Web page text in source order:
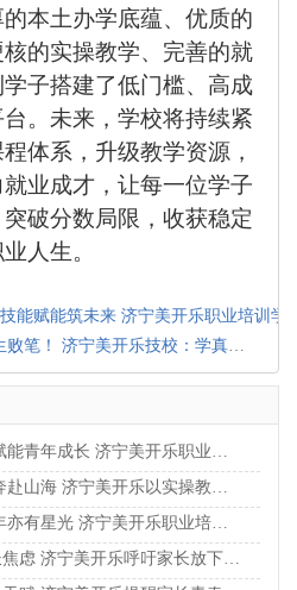
本土办学底蕴、优质的
的实操教学、完善的就
子搭建了低门槛、高成
。未来，学校将持续紧
体系，升级教学资源，
业成才，让每一位学子
破分数局限，收获稳定
人生。
能赋能筑未来 济宁美开乐职业培训学
宁美开乐技校：学真手艺，走出别样成才路
潜心精技笃行致远 全力赋能青年成长 济宁美开乐职业培训学校助力学子奔赴新程
告别应试内耗 锤炼匠艺奔赴山海 济宁美开乐以实操教育点亮青年成长之路
以技赋能筑未来 平凡少年亦有星光 济宁美开乐职业培训学校赋能学子实干成才
接纳天赋差异，走出成长焦虑 济宁美开乐呼吁家长放下单一标准，看见孩子独特光芒